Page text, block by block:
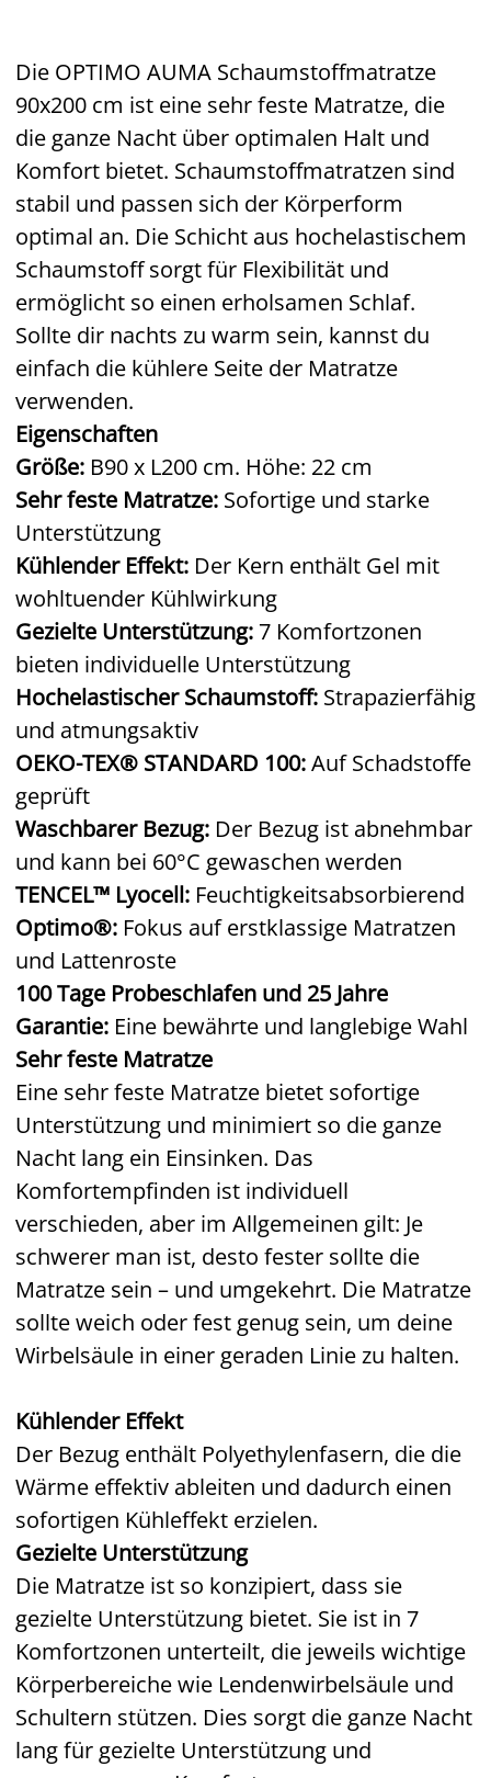
Die OPTIMO AUMA Schaumstoffmatratze
90x200 cm ist eine sehr feste Matratze, die
die ganze Nacht über optimalen Halt und
Komfort bietet. Schaumstoffmatratzen sind
stabil und passen sich der Körperform
optimal an. Die Schicht aus hochelastischem
Schaumstoff sorgt für Flexibilität und
ermöglicht so einen erholsamen Schlaf.
Sollte dir nachts zu warm sein, kannst du
einfach die kühlere Seite der Matratze
verwenden.
Eigenschaften
Größe: B90 x L200 cm. Höhe: 22 cm
Sehr feste Matratze: Sofortige und starke
Unterstützung
Kühlender Effekt: Der Kern enthält Gel mit
wohltuender Kühlwirkung
Gezielte Unterstützung:7 Komfortzonen
bieten individuelle Unterstützung
Hochelastischer Schaumstoff: Strapazierfähig
und atmungsaktiv
OEKO-TEX® STANDARD 100:Auf Schadstoffe
geprüft
Waschbarer Bezug: Der Bezug ist abnehmbar
und kann bei 60°C gewaschen werden
TENCEL™ Lyocell: Feuchtigkeitsabsorbierend
Optimo®: Fokus auf erstklassige Matratzen
und Lattenroste
100 Tage Probeschlafen und 25 Jahre
Garantie: Eine bewährte und langlebige Wahl
Sehr feste Matratze
Eine sehr feste Matratze bietet sofortige
Unterstützung und minimiert so die ganze
Nacht lang ein Einsinken. Das
Komfortempfinden ist individuell
verschieden, aber im Allgemeinen gilt: Je
schwerer man ist, desto fester sollte die
Matratze sein – und umgekehrt. Die Matratze
sollte weich oder fest genug sein, um deine
Wirbelsäule in einer geraden Linie zu halten.
Kühlender Effekt
Der Bezug enthält Polyethylenfasern, die die
Wärme effektiv ableiten und dadurch einen
sofortigen Kühleffekt erzielen.
Gezielte Unterstützung
Die Matratze ist so konzipiert, dass sie
gezielte Unterstützung bietet. Sie ist in 7
Komfortzonen unterteilt, die jeweils wichtige
Körperbereiche wie Lendenwirbelsäule und
Schultern stützen. Dies sorgt die ganze Nacht
lang für gezielte Unterstützung und